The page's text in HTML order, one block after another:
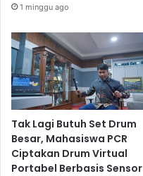
1 minggu ago
Tak Lagi Butuh Set Drum
Besar, Mahasiswa PCR
Ciptakan Drum Virtual
Portabel Berbasis Sensor